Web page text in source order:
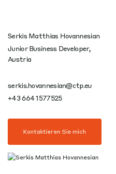
Serkis Matthias Hovannesian
Junior Business Developer,
Austria
serkis.hovannesian@ctp.eu
+43 664 1577525
Kontaktieren Sie mich